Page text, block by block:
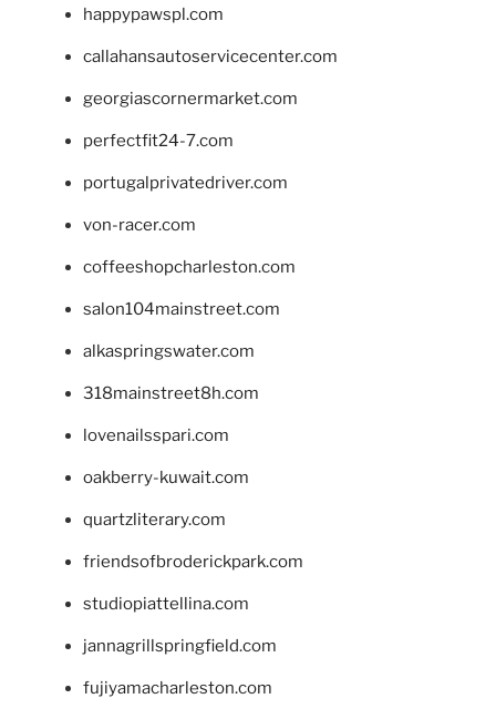
happypawspl.com
callahansautoservicecenter.com
georgiascornermarket.com
perfectfit24-7.com
portugalprivatedriver.com
von-racer.com
coffeeshopcharleston.com
salon104mainstreet.com
alkaspringswater.com
318mainstreet8h.com
lovenailsspari.com
oakberry-kuwait.com
quartzliterary.com
friendsofbroderickpark.com
studiopiattellina.com
jannagrillspringfield.com
fujiyamacharleston.com